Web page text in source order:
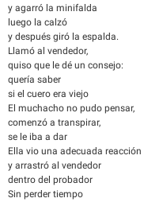
y agarró la minifalda
luego la calzó
y después giró la espalda.
Llamó al vendedor,
quiso que le dé un consejo:
quería saber
si el cuero era viejo
El muchacho no pudo pensar,
comenzó a transpirar,
se le iba a dar
Ella vio una adecuada reacción
y arrastró al vendedor
dentro del probador
Sin perder tiempo